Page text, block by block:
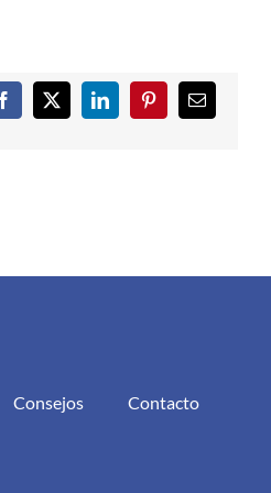
Facebook
X LinkedInPinterestCorreo
electrónico
Consejos Contacto